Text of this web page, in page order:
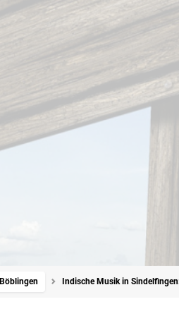
Böblingen Indische Musik in